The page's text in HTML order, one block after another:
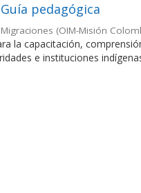
pedagógica
(OIM-Misión
la capacitación,
e instituciones